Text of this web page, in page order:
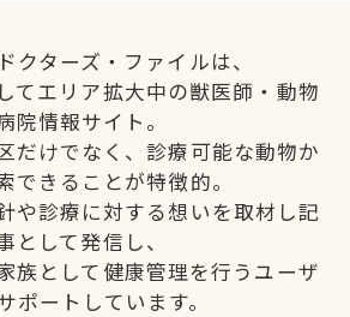
クターズ・ファイルは、
てエリア拡大中の獣医師・動物
院情報サイト。
だけでなく、診療可能な動物か
できることが特徴的。
や診療に対する想いを取材し記
として発信し、
族として健康管理を行うユーザ
ポートしています。